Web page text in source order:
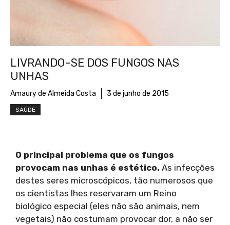
LIVRANDO-SE DOS FUNGOS NAS
UNHAS
Amaury de Almeida Costa 3 de junho de 2015
SAÚDE
O principal problema que os fungos
provocam nas unhas é estético. As infecções
destes seres microscópicos, tão numerosos que
os cientistas lhes reservaram um Reino
biológico especial (eles não são animais, nem
vegetais) não costumam provocar dor, a não ser